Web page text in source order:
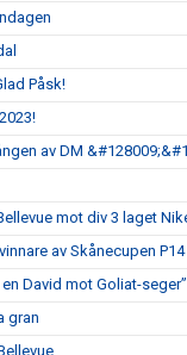
Påsk!
av DM
mot div 3 laget
av Skånecupen P14
David mot Goliat-seger”
gran